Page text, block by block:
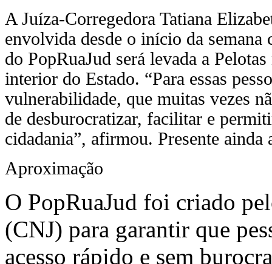
A Juíza-Corregedora Tatiana
envolvida desde o início da
do PopRuaJud será levada a
interior do Estado. “Para essas
vulnerabilidade, que muitas vezes
de desburocratizar, facilitar e
cidadania”, afirmou. Presente
Aproximação
O PopRuaJud foi criado
(CNJ) para garantir que
acesso rápido e sem